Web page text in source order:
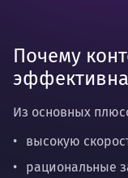
Почему
Из основных
высокую
рациональные